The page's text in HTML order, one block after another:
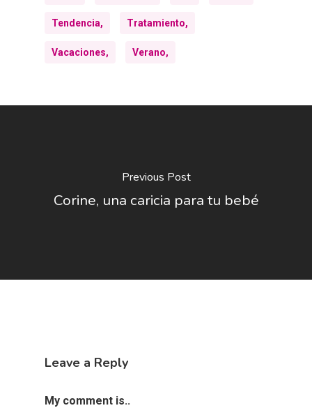
Tendencia, Tratamiento,
Vacaciones, Verano,
Previous Post
Corine, una caricia para tu bebé
Leave a Reply
My comment is..